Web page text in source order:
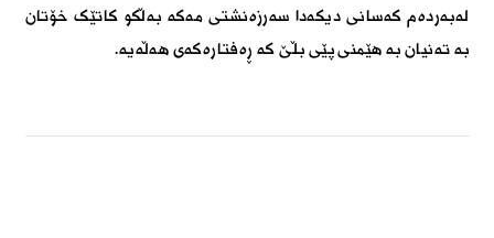
لەبەردەم کەسانی دیکەدا سەرزەنشتی مەکە بەڵکو کاتێک خۆتان
بە تەنیان بە هێمنی پێی بڵێ کە ڕەفتارەکەی هەڵەیە.